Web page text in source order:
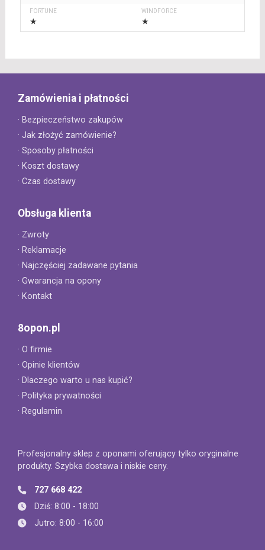
★ ★
Zamówienia i płatności
· Bezpieczeństwo zakupów
· Jak złożyć zamówienie?
· Sposoby płatności
· Koszt dostawy
· Czas dostawy
Obsługa klienta
· Zwroty
· Reklamacje
· Najczęściej zadawane pytania
· Gwarancja na opony
· Kontakt
8opon.pl
· O firmie
· Opinie klientów
· Dlaczego warto u nas kupić?
· Polityka prywatności
· Regulamin
Profesjonalny sklep z oponami oferujący tylko oryginalne
produkty. Szybka dostawa i niskie ceny.
727 668 422
Dziś: 8:00 - 18:00
Jutro: 8:00 - 16:00